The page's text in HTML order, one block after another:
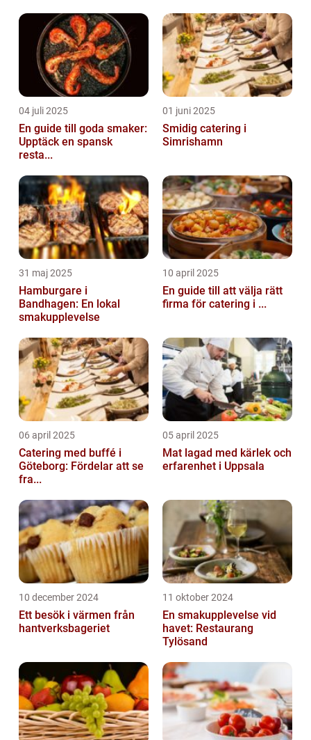
04 juli 2025
En guide till goda smaker:
Upptäck en spansk
resta...
01 juni 2025
Smidig catering i
Simrishamn
31 maj 2025
Hamburgare i
Bandhagen: En lokal
smakupplevelse
10 april 2025
En guide till att välja rätt
firma för catering i ...
06 april 2025
Catering med buffé i
Göteborg: Fördelar att se
fra...
05 april 2025
Mat lagad med kärlek och
erfarenhet i Uppsala
10 december 2024
Ett besök i värmen från
hantverksbageriet
11 oktober 2024
En smakupplevelse vid
havet: Restaurang
Tylösand